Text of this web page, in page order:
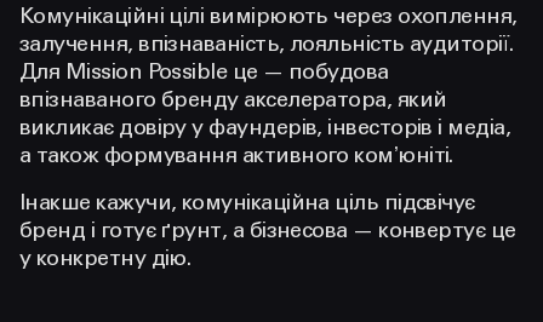
Комунікаційні цілі вимірюють через охоплення,
залучення, впізнаваність, лояльність аудиторії.
Для Mission Possible це — побудова
впізнаваного бренду акселератора, який
викликає довіру у фаундерів, інвесторів і медіа,
а також формування активного комʼюніті.
Інакше кажучи, комунікаційна ціль підсвічує
бренд і готує ґрунт, а бізнесова — конвертує це
у конкретну дію.